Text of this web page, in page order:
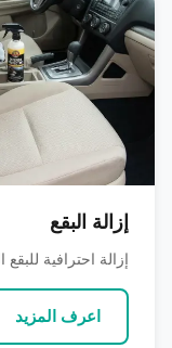
إزالة البقع
إزالة احترافية
اعرف المزيد